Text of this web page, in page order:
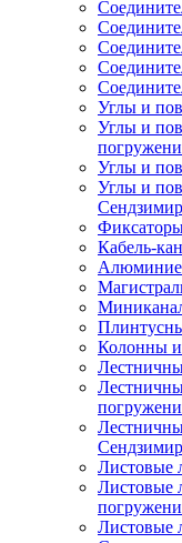
Углы и
Углы и
Углы и
Углы и
Фиксаторы
Кабель-
Колонны и
Листовые
Листовые
Листовые